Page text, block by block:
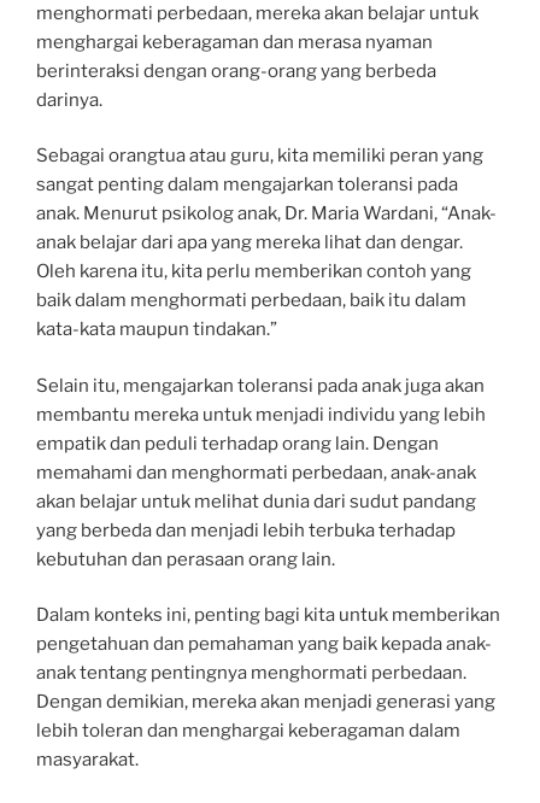
menghormati perbedaan, mereka akan belajar untuk
menghargai keberagaman dan merasa nyaman
berinteraksi dengan orang-orang yang berbeda
darinya.
Sebagai orangtua atau guru, kita memiliki peran yang
sangat penting dalam mengajarkan toleransi pada
anak. Menurut psikolog anak, Dr. Maria Wardani, “Anak-
anak belajar dari apa yang mereka lihat dan dengar.
Oleh karena itu, kita perlu memberikan contoh yang
baik dalam menghormati perbedaan, baik itu dalam
kata-kata maupun tindakan.”
Selain itu, mengajarkan toleransi pada anak juga akan
membantu mereka untuk menjadi individu yang lebih
empatik dan peduli terhadap orang lain. Dengan
memahami dan menghormati perbedaan, anak-anak
akan belajar untuk melihat dunia dari sudut pandang
yang berbeda dan menjadi lebih terbuka terhadap
kebutuhan dan perasaan orang lain.
Dalam konteks ini, penting bagi kita untuk memberikan
pengetahuan dan pemahaman yang baik kepada anak-
anak tentang pentingnya menghormati perbedaan.
Dengan demikian, mereka akan menjadi generasi yang
lebih toleran dan menghargai keberagaman dalam
masyarakat.